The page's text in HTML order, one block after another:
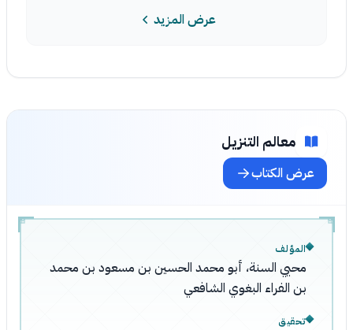
عرض المزيد
معالم التنزيل
عرض الكتاب
المؤلف
محيي السنة، أبو محمد الحسين بن مسعود بن محمد
بن الفراء البغوي الشافعي
تحقيق